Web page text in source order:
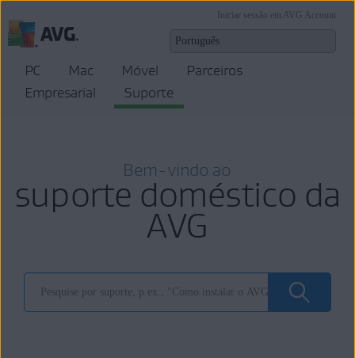
Iniciar sessão em AVG Account
PC Mac Móvel
Parceiros
Empresarial
Suporte
Bem-vindo ao
suporte doméstico da
AVG